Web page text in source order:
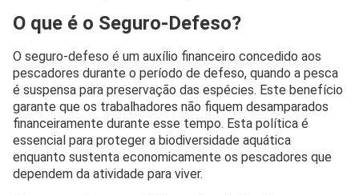
O que é o Seguro-Defeso?
O seguro-defeso é um auxílio financeiro concedido aos
pescadores durante o período de defeso, quando a pesca
é suspensa para preservação das espécies. Este benefício
garante que os trabalhadores não fiquem desamparados
financeiramente durante esse tempo. Esta política é
essencial para proteger a biodiversidade aquática
enquanto sustenta economicamente os pescadores que
dependem da atividade para viver.